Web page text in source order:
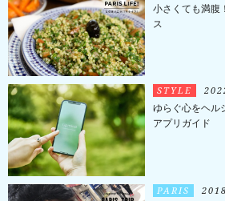
小さくても満腹
ス
STYLE
ゆらぐ心をヘル
アプリガイド
PARIS